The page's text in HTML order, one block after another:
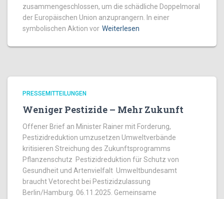
zusammengeschlossen, um die schädliche Doppelmoral
der Europäischen Union anzuprangern. In einer
symbolischen Aktion vor Weiterlesen
PRESSEMITTEILUNGEN
Weniger Pestizide – Mehr Zukunft
Offener Brief an Minister Rainer mit Forderung,
Pestizidreduktion umzusetzen Umweltverbände
kritisieren Streichung des Zukunftsprogramms
Pflanzenschutz Pestizidreduktion für Schutz von
Gesundheit und Artenvielfalt Umweltbundesamt
braucht Vetorecht bei Pestizidzulassung
Berlin/Hamburg. 06.11.2025. Gemeinsame